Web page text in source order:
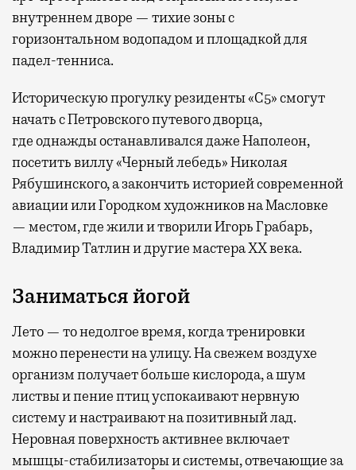
внутреннем дворе — тихие зоны с
горизонтальном водопадом и площадкой для
падел-тенниса.
Историческую прогулку резиденты «С5» смогут
начать с Петровского путевого дворца,
гдеоднажды останавливался даже Наполеон,
посетить виллу «Черный лебедь» Николая
Рябушинского, а закончить историей современной
авиации или Городком художников на Масловке
— местом, где жили и творили Игорь Грабарь,
Владимир Татлин и другие мастера XX века.
Заниматься йогой
Лето — то недолгое время, когда тренировки
можно перенести на улицу. На свежем воздухе
организм получает больше кислорода, а шум
листвы и пение птиц успокаивают нервную
систему и настраивают на позитивный лад.
Неровная поверхность активнее включает
мышцы-стабилизаторы и системы, отвечающие за